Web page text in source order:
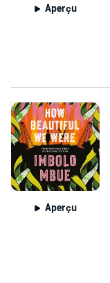
Aperçu
Aperçu